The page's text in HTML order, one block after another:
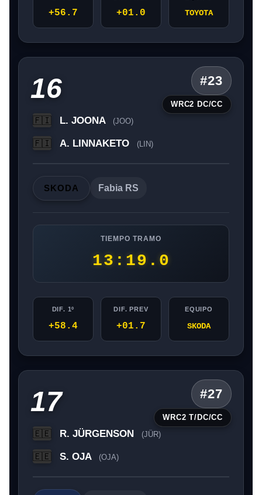
+56.7 +01.0 TOYOTA
16 #23
WRC2 DC/CC
🇫🇮 L. JOONA (JOO)
🇫🇮 A. LINNAKETO (LIN)
SKODA Fabia RS
TIEMPO TRAMO
13:19.0
DIF. 1º
+58.4
DIF. PREV
+01.7
EQUIPO
SKODA
17 #27
WRC2 T/DC/CC
🇪🇪 R. JÜRGENSON (JÜR)
🇪🇪 S. OJA (OJA)